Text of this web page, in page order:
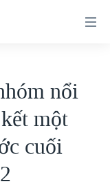
nổi
một
cuối